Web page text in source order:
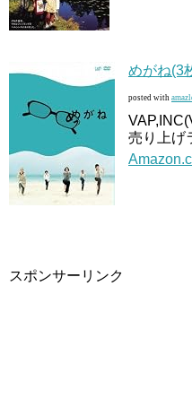
めがね(3
posted with
売り上げ
スポンサーリンク